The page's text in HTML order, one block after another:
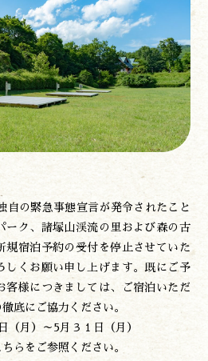
自の緊急事態宣言が発令されたこと
ーク、諸塚山渓流の里および森の古
規宿泊予約の受付を停止させていた
しくお願い申し上げます。既にご予
客様につきましては、ご宿泊いただ
底にご協力ください。
（月）～5月３１日（月）
ちら をご参照ください。
遊ぶ
作る
食べる
泊まる
買う
観る
やま学校
開花情報